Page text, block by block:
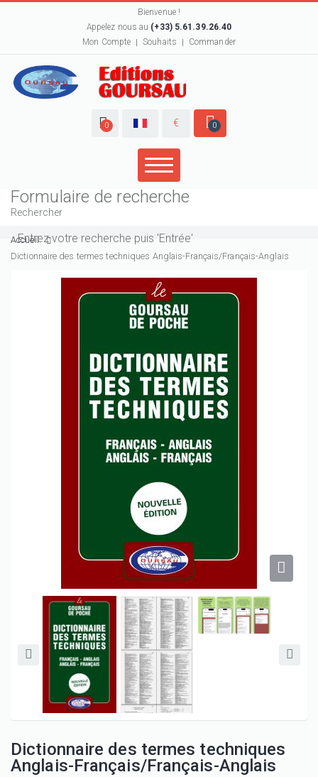
Bienvenue !
Appelez nous au (+33) 5.61.39.26.40
Mon Compte
Souhaits Commander
0 € 0
Formulaire de recherche
Rechercher
Accueil
Dictionnaire des termes techniques Anglais-Français/Français-Anglais
Dictionnaire des termes techniques
Anglais-Français/Français-Anglais